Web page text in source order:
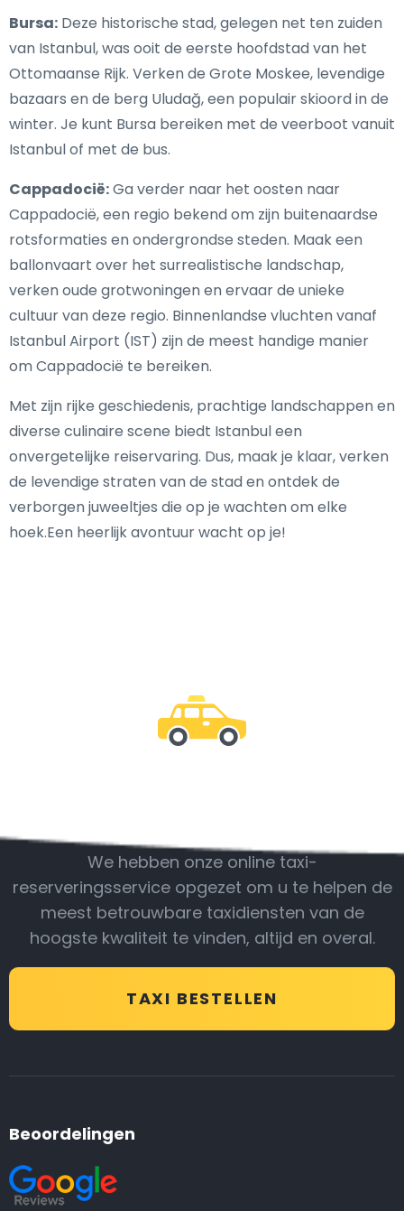
Bursa: Deze historische stad, gelegen net ten zuiden
van Istanbul, was ooit de eerste hoofdstad van het
Ottomaanse Rijk. Verken de Grote Moskee, levendige
bazaars en de berg Uludağ, een populair skioord in de
winter. Je kunt Bursa bereiken met de veerboot vanuit
Istanbul of met de bus.
Cappadocië:Ga verder naar het oosten naar
Cappadocië, een regio bekend om zijn buitenaardse
rotsformaties en ondergrondse steden. Maak een
ballonvaart over het surrealistische landschap,
verken oude grotwoningen en ervaar de unieke
cultuur van deze regio. Binnenlandse vluchten vanaf
Istanbul Airport (IST) zijn de meest handige manier
om Cappadocië te bereiken.
Met zijn rijke geschiedenis, prachtige landschappen en
diverse culinaire scene biedt Istanbul een
onvergetelijke reiservaring. Dus, maak je klaar, verken
de levendige straten van de stad en ontdek de
verborgen juweeltjes die op je wachten om elke
hoek.Een heerlijk avontuur wacht op je!
We hebben onze online taxi-
reserveringsservice opgezet om u te helpen de
meest betrouwbare taxidiensten van de
hoogste kwaliteit te vinden, altijd en overal.
TAXI BESTELLEN
Beoordelingen